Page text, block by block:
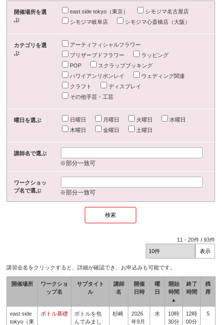
開催場所を選
ぶ
east side tokyo（東京）
シモジマ名古屋店
シモジマ岐阜店
シモジマ心斎橋店（大阪）
カテゴリを選
ぶ
アーティフィシャルフラワー
プリザーブドフラワー
ラッピング
POP
スクラップブッキング
ハワイアンリボンレイ
ウェディング関連
クラフト
ディスプレイ
その他手芸・工芸
曜日を選ぶ 日曜日 月曜日 火曜日
水曜日
木曜日
金曜日 土曜日
講師名で選ぶ
※部分一致可
ワークショッ
プ名で選ぶ
※部分一致可
11 -20件 /93件
講習会名をクリックすると、詳細が確認でき、お申込みも可能です。
開催場所
ワークショ
ップ名
サブタイト
ル
講師
名
開催
日時
曜
日
開始
時間
▲
終了
時間
残
席
east side
tokyo（東
ボトル基礎
ボトルを包
んでみまし
杉崎
2026
年9月
水
10時
30分
12時
00分
5